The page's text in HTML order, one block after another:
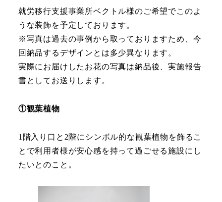
就労移行支援事業所ベクトル様のご希望でこのよ
うな装飾を予定しております。
※写真は過去の事例から取っておりますため、今
回納品するデザインとは多少異なります。
実際にお届けしたお花の写真は納品後、実施報告
書としてお送りします。
①観葉植物
1階入り口と2階にシンボル的な観葉植物を飾るこ
とで利用者様が安心感を持って過ごせる施設にし
たいとのこと。